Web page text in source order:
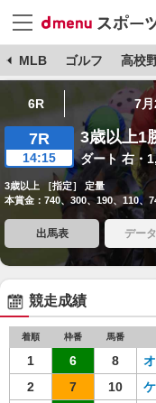
MLB ゴルフ 高校
6R 7
7R
14:15
3歳以上1
ダート 右・
3歳以上 ［指定］ 定量
本賞金：740、300、190、110、
出馬表 デー
競走成績
着順 枠番 馬番
1 6 8
2
7 10